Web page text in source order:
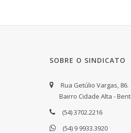
SOBRE O SINDICATO
Rua Getúlio Vargas, 86.
Bairro Cidade Alta -
(54) 3702.2216
(54) 9 9933.3920